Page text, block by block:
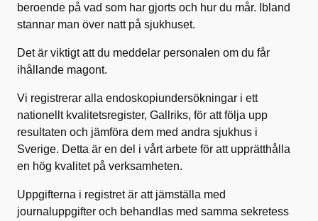
beroende på vad som har gjorts och hur du mår. Ibland
stannar man över natt på sjukhuset.
Det är viktigt att du meddelar personalen om du får
ihållande magont.
Vi registrerar alla endoskopiundersökningar i ett
nationellt kvalitetsregister, Gallriks, för att följa upp
resultaten och jämföra dem med andra sjukhus i
Sverige. Detta är en del i vårt arbete för att upprätthålla
en hög kvalitet på verksamheten.
Uppgifterna i registret är att jämställa med
journaluppgifter och behandlas med samma sekretess